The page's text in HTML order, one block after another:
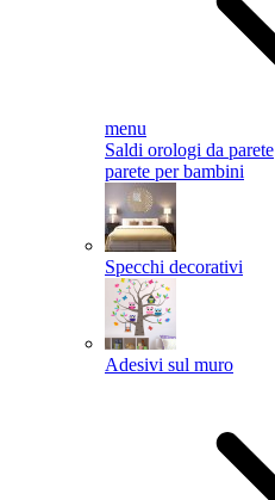
menu
Saldi orologi da parete
parete per bambini
Specchi decorativi
Adesivi sul muro